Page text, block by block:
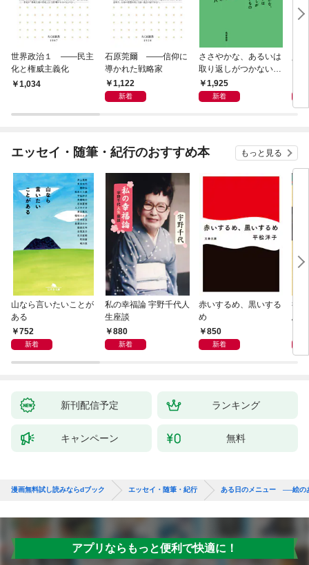
世界政治１ ――民主
化と権威主義化
1,034
石原莞爾 ――信仰に
導かれた戦略家
1,122
新着
ささやかな、あるいは
取り返しがつかないも
の1,925
新着
エッセイ・随筆・紀行のおすすめ本 もっと見る
山なら言いたいことが
ある
752
新着
私の幸福論 宇野千代人
生座談
880
新着
赤いするめ、黒いする
め
850
新着
行
新刊配信予定 ランキング
キャンペーン 無料
漫画無料試し読みならdブック エッセイ・随筆・紀行 ある日のメニュー ──絵の
アプリならもっと便利で快適に！